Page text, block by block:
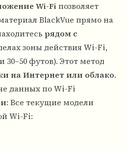
Wi-Fiпозволяет
BlackVue прямо на
рядом с
зоны действия Wi-Fi,
30–50 футов). Этот метод
на Интернет или облако.
данных по Wi-Fi
: Все текущие модели
Wi-Fi: